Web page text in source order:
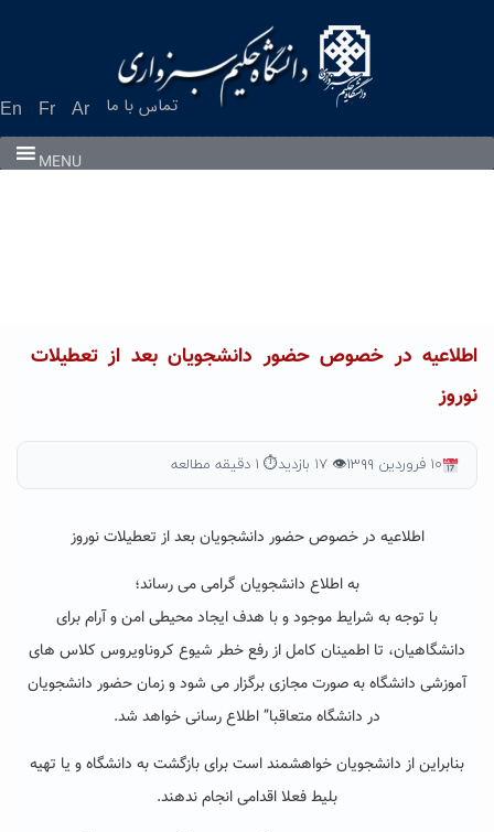
En Fr Ar تماس با ما
MENU
اطلاعیه در خصوص حضور دانشجویان بعد از تعطیلات
نوروز
۱۰ فروردین ۱۳۹۹ 👁 ۱۷ بازدید ⏱ ۱ دقیقه مطالعه
اطلاعیه در خصوص حضور دانشجویان بعد از تعطیلات نوروز
به اطلاع دانشجویان گرامی می رساند؛
با توجه به شرایط موجود و با هدف ایجاد محیطی امن و آرام برای
دانشگاهیان، تا اطمینان کامل از رفع خطر شیوع کروناویروس کلاس های
آموزشی دانشگاه به صورت مجازی برگزار می شود و زمان حضور دانشجویان
در دانشگاه متعاقبا” اطلاع رسانی خواهد شد.
بنابراین از دانشجویان خواهشمند است برای بازگشت به دانشگاه و یا تهیه
بلیط فعلا اقدامی انجام ندهند.